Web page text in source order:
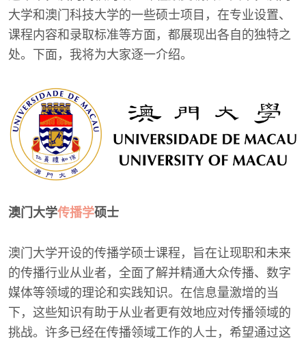
大学和澳门科技大学的一些硕士项目，在专业设置、
课程内容和录取标准等方面，都展现出各自的独特之
处。下面，我将为大家逐一介绍。
澳门大学传播学硕士
澳门大学开设的传播学硕士课程，旨在让现职和未来
的传播行业从业者，全面了解并精通大众传播、数字
媒体等领域的理论和实践知识。在信息量激增的当
下，这些知识有助于从业者更有效地应对传播领域的
挑战。许多已经在传播领域工作的人士，希望通过这